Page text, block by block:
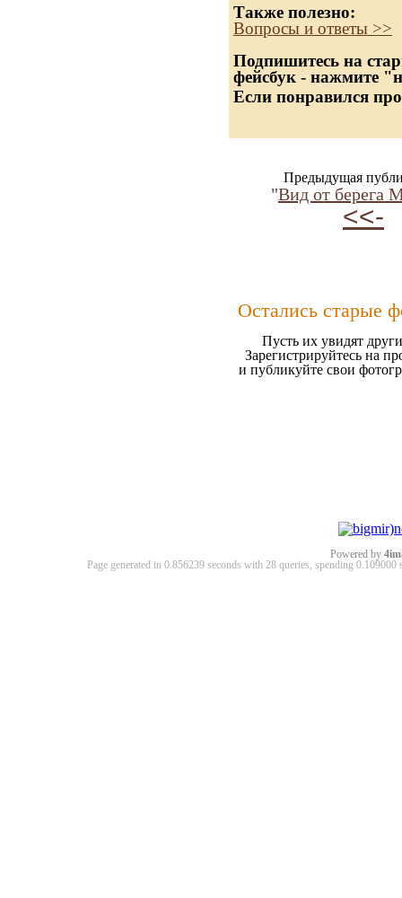
Также полезно:
Вопросы и ответы >>
Подпишитесь на
фейсбук - нажмите
Если понравился
Предыдущая
"Вид от берега
<<-
Остались старые
Пусть их увидят
Зарегистрируйтесь на
и публикуйте свои
Powered by
Page generated in 0.856239 seconds with 28 queries, spending